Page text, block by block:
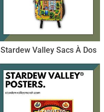
Stardew Valley Sacs À Dos